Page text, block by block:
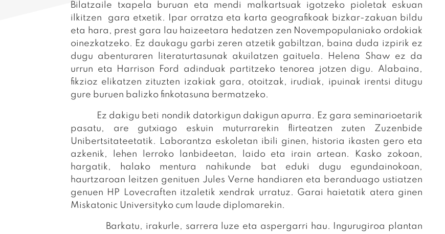
Bilatzaile txapela buruan eta mendi malkartsuak igotzeko pioletak eskuan
ilkitzen gara etxetik. Ipar orratza eta karta geografikoak bizkar-zakuan bildu
eta hara, prest gara lau haizeetara hedatzen zen Novempopulaniako ordokiak
oinezkatzeko. Ez daukagu garbi zeren atzetik gabiltzan, baina duda izpirik ez
dugu abenturaren literaturtasunak akuilatzen gaituela. Helena Shaw ez da
urrun eta Harrison Ford adinduak partitzeko tenorea jotzen digu. Alabaina,
fikzioz elikatzen zituzten izakiak gara, otoitzak, irudiak, ipuinak irentsi ditugu
gure buruen balizko finkotasuna bermatzeko.
Ez dakigu beti nondik datorkigun dakigun apurra. Ez gara seminarioetarik
pasatu, are gutxiago eskuin muturrarekin flirteatzen zuten Zuzenbide
Unibertsitateetatik. Laborantza eskoletan ibili ginen, historia ikasten gero eta
azkenik, lehen lerroko lanbideetan, laido eta irain artean. Kasko zokoan,
hargatik, halako mentura nahikunde bat eduki dugu egundainokoan,
haurtzaroan leitzen genituen Jules Verne handiaren eta beranduago ustiatzen
genuen HP Lovecraften itzaletik xendrak urratuz. Garai haietatik atera ginen
Miskatonic Universityko cum laude diplomarekin.
Barkatu, irakurle, sarrera luze eta aspergarri hau. Ingurugiroa plantan